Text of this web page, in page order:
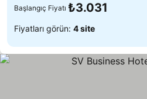
Başlangıç Fiyatı ₺3.031
Fiyatları görün: 4 site